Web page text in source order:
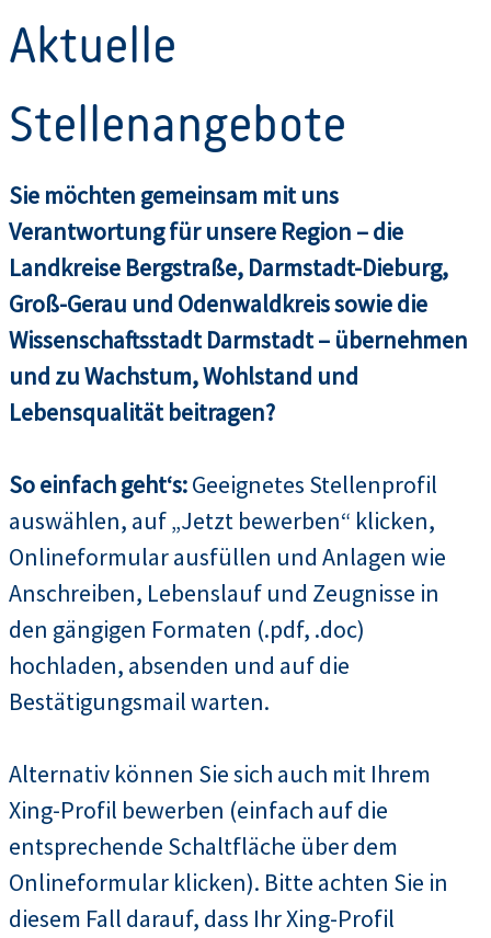
Aktuelle
Stellenangebote
Sie möchten gemeinsam mit uns
Verantwortung für unsere Region – die
Landkreise Bergstraße, Darmstadt-Dieburg,
Groß-Gerau und Odenwaldkreis sowie die
Wissenschaftsstadt Darmstadt – übernehmen
und zu Wachstum, Wohlstand und
Lebensqualität beitragen?
So einfach geht‘s:Geeignetes Stellenprofil
auswählen, auf „Jetzt bewerben“ klicken,
Onlineformular ausfüllen und Anlagen wie
Anschreiben, Lebenslauf und Zeugnisse in
den gängigen Formaten (.pdf, .doc)
hochladen, absenden und auf die
Bestätigungsmail warten.
Alternativ können Sie sich auch mit Ihrem
Xing-Profil bewerben (einfach auf die
entsprechende Schaltfläche über dem
Onlineformular klicken). Bitte achten Sie in
diesem Fall darauf, dass Ihr Xing-Profil